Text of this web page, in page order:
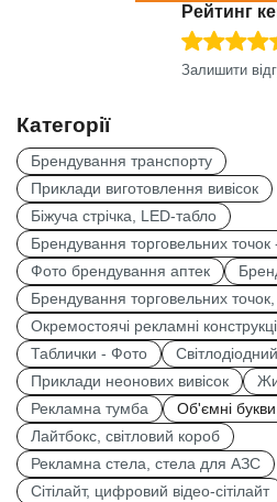
Рейтинг
Залишити
Категорії
Брендування транспорту
Приклади виготовлення вивісок
Біжуча стрічка, LED-табло
Брендування торговельних
Фото брендування аптек
Брендування торговельних точок,
Окремостоячі рекламні
Таблички - Фото
Приклади неонових вивісок
Рекламна тумба
Об'ємні
Лайтбокс, світловий короб
Рекламна стела, стела для АЗС
Сітілайт, цифровий відео-сітілайт